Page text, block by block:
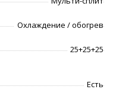
Охлаждение / обогрев
25+25+25
Есть